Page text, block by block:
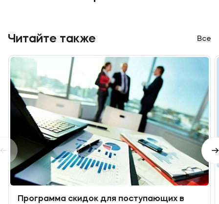
Читайте также Все
Программа скидок для поступающих в